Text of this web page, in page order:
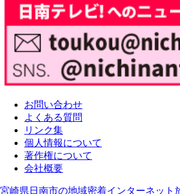
お問い合わせ
よくある質問
リンク集
個人情報について
著作権について
会社概要
宮崎県日南市の地域密着インターネット